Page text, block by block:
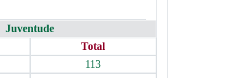
Juventude
Total
113